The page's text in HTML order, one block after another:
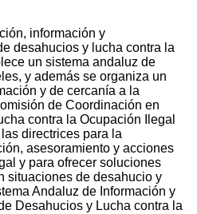
información y
desahucios y lucha contra la
un sistema andaluz de
y además se organiza un
y de cercanía a la
de Coordinación en
contra la Ocupación Ilegal
directrices para la
asesoramiento y acciones
y para ofrecer soluciones
situaciones de desahucio y
Andaluz de Información y
Desahucios y Lucha contra la